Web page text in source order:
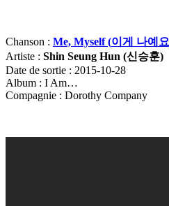
Chanson : Me, Myself (이게 나예요
Artiste : Shin Seung Hun (신승훈)
Date de sortie : 2015-10-28
Album : I Am…
Compagnie : Dorothy Company